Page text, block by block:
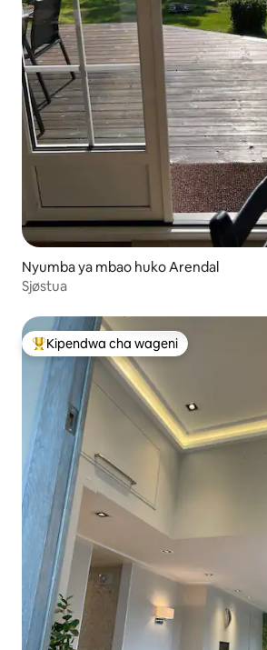
Nyumba ya mbao huko Arendal
Sjøstua
Kipendwa maarufu cha wageni
Kipendwa cha wageni